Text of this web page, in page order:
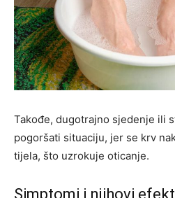
Takođe, dugotrajno sjedenje ili
pogoršati situaciju, jer se krv
tijela, što uzrokuje oticanje.
Simptomi i njihovi